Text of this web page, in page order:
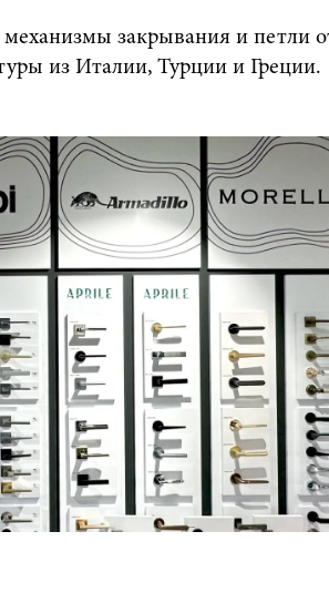
закрывания и петли
из Италии, Турции и Греции.